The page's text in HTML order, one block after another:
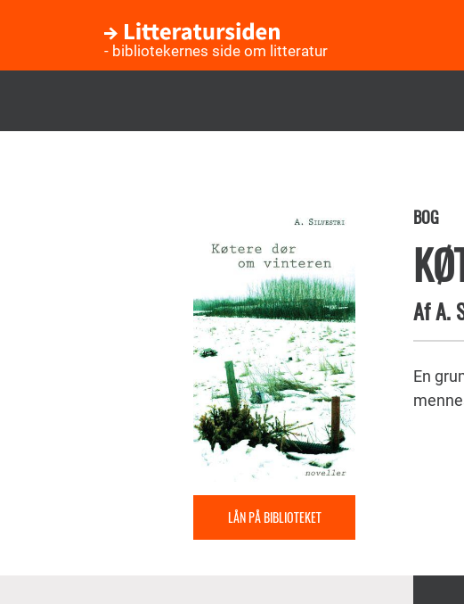
- bibliotekernes side om litteratur
LÅN PÅ BIBLIOTEKET
BOG
AfA.
En